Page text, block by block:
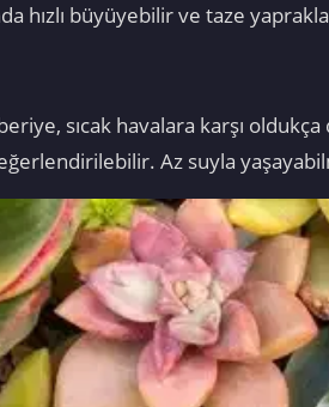
hızlı büyüyebilir ve taze
sıcak havalara karşı
Az suyla